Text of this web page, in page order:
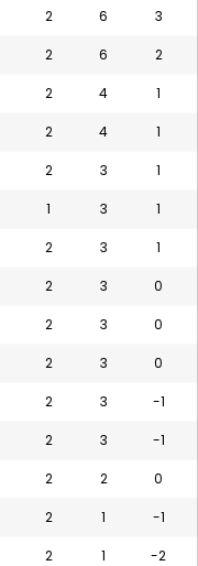
2 6 3
2 6 2
2 4 1
2 4 1
2 3 1
1 3 1
2 3 1
2 3 0
2 3 0
2 3 0
2 3 -1
2 3 -1
2 2 0
2 1 -1
2 1 -2